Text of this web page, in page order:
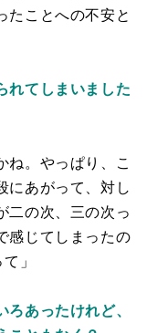
たことへの不安と
てしまいました
ね。やっぱり、こ
にあがって、対し
二の次、三の次っ
感じてしまったの
」
あったけれど、